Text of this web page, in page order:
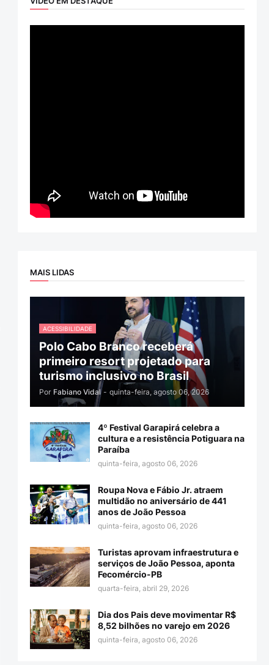
MAIS LIDAS
ACESSIBILIDADE
Polo Cabo Branco receberá
primeiro resort projetado para
turismo inclusivo no Brasil
Por Fabiano Vidal - quinta-feira, agosto 06, 2026
4º Festival Garapirá celebra a
cultura e a resistência Potiguara na
Paraíba
quinta-feira, agosto 06, 2026
Roupa Nova e Fábio Jr. atraem
multidão no aniversário de 441
anos de João Pessoa
quinta-feira, agosto 06, 2026
Turistas aprovam infraestrutura e
serviços de João Pessoa, aponta
Fecomércio-PB
quarta-feira, abril 29, 2026
Dia dos Pais deve movimentar R$
8,52 bilhões no varejo em 2026
quinta-feira, agosto 06, 2026